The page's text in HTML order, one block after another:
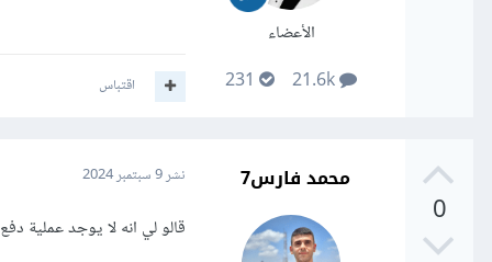
الأعضاء
اقتباس
0
محمد فارس7 نشر9 سبتمبر 2024
قالو لي انه لا يوجد عملية